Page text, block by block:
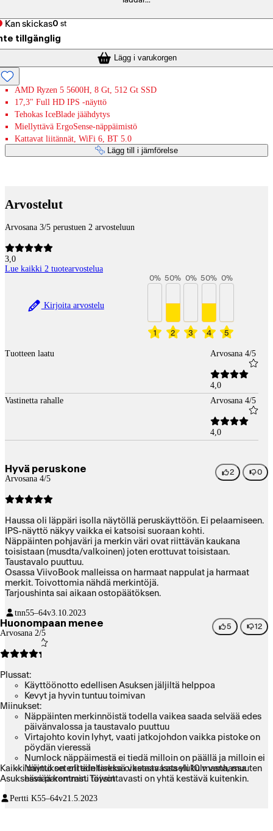
Kan skickas0 st
tillgänglig
Lägg i varukorgen
AMD Ryzen 5 5600H, 8 Gt, 512 Gt SSD
17,3" Full HD IPS -näyttö
Tehokas IceBlade jäähdytys
Miellyttävä ErgoSense-näppäimistö
Kattavat liitännät, WiFi 6, BT 5.0
Lägg till i jämförelse
Arvostelut
Arvosana 3/5 perustuen 2 arvosteluun
3,0
Lue kaikki 2 tuotearvostelua
Kirjoita arvostelu
1
0%
2
50%
3
0%
4
50%
5
0%
Tuotteen laatu Arvosana 4/5
4,0
Vastinetta rahalle
Arvosana 4/5
4,0
Hyvä peruskone
Arvosana 4/5
2 0
Haussa oli läppäri isolla näytöllä peruskäyttöön. Ei pelaamiseen.
IPS-näyttö näkyy vaikka ei katsoisi suoraan kohti.
Näppäinten pohjaväri ja merkin väri ovat riittävän kaukana
toisistaan (musdta/valkoinen) joten erottuvat toisistaan.
Taustavalo puuttuu.
Osassa ViivoBook malleissa on harmaat nappulat ja harmaat
merkit. Toivottomia nähdä merkintöjä.
Tarjoushinta sai aikaan ostopäätöksen.
tnn55–64v3.10.2023
Huonompaan menee
Arvosana 2/5
5 12
Plussat:
Käyttöönotto edellisen Asuksen jäljiltä helppoa
Kevyt ja hyvin tuntuu toimivan
Miinukset:
Näppäinten merkinnöistä todella vaikea saada selvää edes
päivänvalossa ja taustavalo puuttuu
Virtajohto kovin lyhyt, vaati jatkojohdon vaikka pistoke on
pöydän vieressä
Numlock näppäimestä ei tiedä milloin on päällä ja milloin ei
Näyttö on erittäin tarkka oikeasta katselukulmasta, muuten
häviää kontrasti täysin
taloverkkoon vain wifin kautta
Kaikki miinukset oli edellisessä vastaavassa yli 10 v vanhassa
Asuksessa paremmin. Toivottavasti on yhtä kestävä kuitenkin.
Pertti K55–64v21.5.2023